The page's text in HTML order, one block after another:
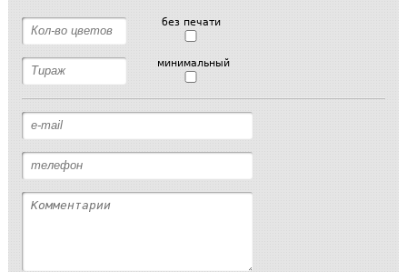
без печати
минимальный